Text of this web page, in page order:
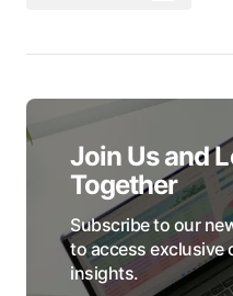
Join Us and
Together
Subscribe to our
to access exclusive
insights.